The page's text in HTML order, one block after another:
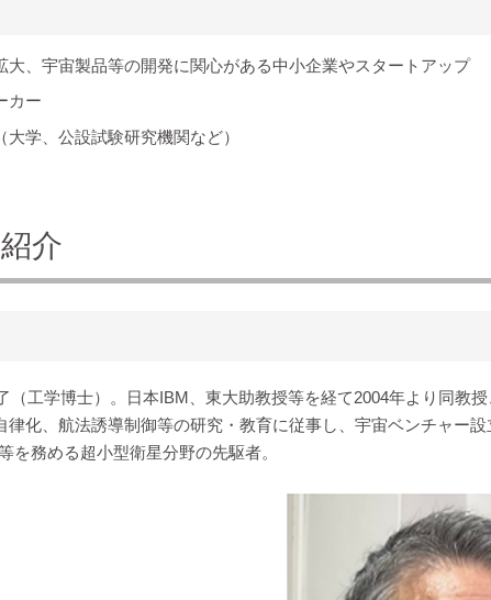
大、宇宙製品等の開発に関心がある中小企業やスタートアップ
カー
学、公設試験研究機関など）
介
（工学博士）。日本IBM、東大助教授等を経て2004年より同教
化、航法誘導制御等の研究・教育に従事し、宇宙ベンチャー
を務める超小型衛星分野の先駆者。